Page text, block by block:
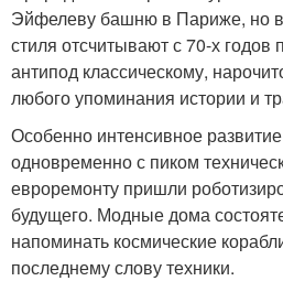
Эйфелеву башню в Париже, но
стиля отсчитывают с 70-х годов
антипод классическому,
любого упоминания истории и
Особенно интенсивное
одновременно с пиком
евроремонту пришли
будущего. Модные дома
напоминать космические
последнему слову техники.